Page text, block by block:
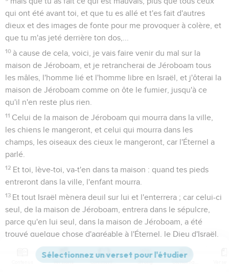
qui ont été avant toi, et que tu es allé et t'es fait d'autres
dieux et des images de fonte pour me provoquer à colère, et
que tu m'as jeté derrière ton dos,...
10 à cause de cela, voici, je vais faire venir du mal sur la
maison de Jéroboam, et je retrancherai de Jéroboam tous
les mâles, l'homme lié et l'homme libre en Israël, et j'ôterai la
maison de Jéroboam comme on ôte le fumier, jusqu'à ce
qu'il n'en reste plus rien.
11 Celui de la maison de Jéroboam qui mourra dans la ville,
les chiens le mangeront, et celui qui mourra dans les
champs, les oiseaux des cieux le mangeront, car l'Éternel a
parlé.
12 Et toi, lève-toi, va-t'en dans ta maison : quand tes pieds
entreront dans la ville, l'enfant mourra.
13 Et tout Israël mènera deuil sur lui et l'enterrera ; car celui-ci
seul, de la maison de Jéroboam, entrera dans le sépulcre,
parce qu'en lui seul, dans la maison de Jéroboam, a été
trouvé quelque chose d'agréable à l'Éternel, le Dieu d'Israël.
Et l'Éternel suscitera pour lui-même un roi sur Israël, qui
retranchera la maison de Jéroboam ce jour-là ;... mais
Versions Commentaires Strong